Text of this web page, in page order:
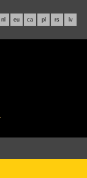
nl eu ca pl rs lv